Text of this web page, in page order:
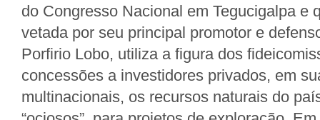
do Congresso Nacional em Tegucigalpa e
vetada por seu principal promotor e
Porfirio Lobo, utiliza a figura dos
concessões a investidores privados, em
multinacionais, os recursos naturais do